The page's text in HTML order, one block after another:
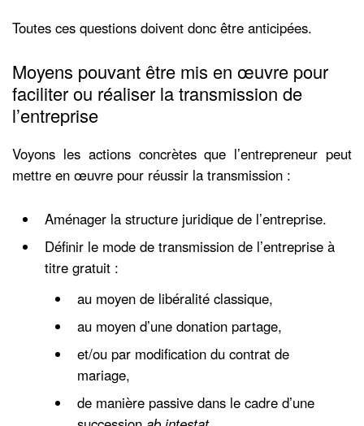
Toutes ces questions doivent donc être anticipées.
Moyens pouvant être mis en œuvre pour
faciliter ou réaliser la transmission de
l’entreprise
Voyons les actions concrètes que l’entrepreneur peut
mettre en œuvre pour réussir la transmission :
Aménager la structure juridique de l’entreprise.
Définir le mode de transmission de l’entreprise à
titre gratuit :
au moyen de libéralité classique,
au moyen d’une donation partage,
et/ou par modification du contrat de
mariage,
de manière passive dans le cadre d’une